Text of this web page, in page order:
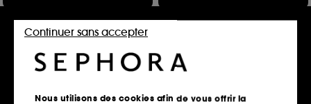
Nous utilisons des cookies afin de vous offrir la
Continuer sans accepter